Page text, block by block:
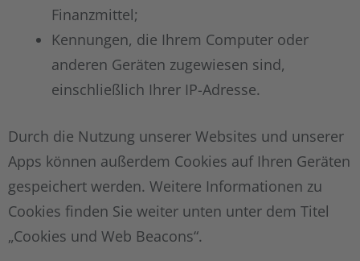
Finanzmittel;
Kennungen, die Ihrem Computer oder
anderen Geräten zugewiesen sind,
einschließlich Ihrer IP-Adresse.
Durch die Nutzung unserer Websites und unserer
Apps können außerdem Cookies auf Ihren Geräten
gespeichert werden. Weitere Informationen zu
Cookies finden Sie weiter unten unter dem Titel
„Cookies und Web Beacons“.